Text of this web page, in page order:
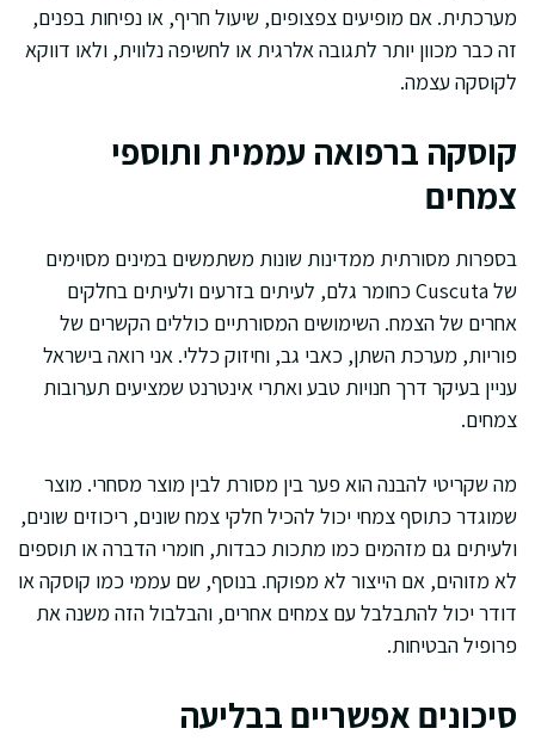
מערכתית. אם מופיעים צפצופים, שיעול חריף, או נפיחות בפנים,
זה כבר מכוון יותר לתגובה אלרגית או לחשיפה נלווית, ולאו דווקא
לקוסקה עצמה.
קוסקה ברפואה עממית ותוספי
צמחים
בספרות מסורתית ממדינות שונות משתמשים במינים מסוימים
של Cuscuta כחומר גלם, לעיתים בזרעים ולעיתים בחלקים
אחרים של הצמח. השימושים המסורתיים כוללים הקשרים של
פוריות, מערכת השתן, כאבי גב, וחיזוק כללי. אני רואה בישראל
עניין בעיקר דרך חנויות טבע ואתרי אינטרנט שמציעים תערובות
צמחים.
מה שקריטי להבנה הוא פער בין מסורת לבין מוצר מסחרי. מוצר
שמוגדר כתוסף צמחי יכול להכיל חלקי צמח שונים, ריכוזים שונים,
ולעיתים גם מזהמים כמו מתכות כבדות, חומרי הדברה או תוספים
לא מזוהים, אם הייצור לא מפוקח. בנוסף, שם עממי כמו קוסקה או
דודר יכול להתבלבל עם צמחים אחרים, והבלבול הזה משנה את
פרופיל הבטיחות.
סיכונים אפשריים בבליעה